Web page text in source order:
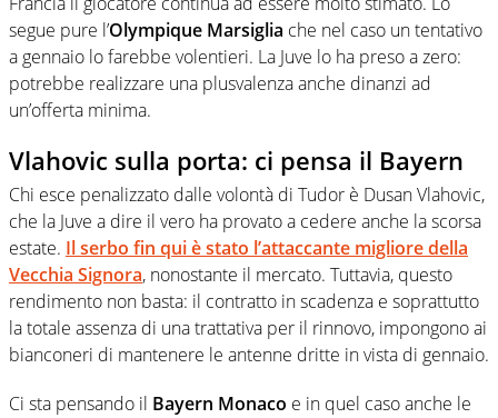
segue pure l’Olympique Marsiglia che nel caso un tentativo
a gennaio lo farebbe volentieri. La Juve lo ha preso a zero:
potrebbe realizzare una plusvalenza anche dinanzi ad
un’offerta minima.
Vlahovic sulla porta: ci pensa il Bayern
Chi esce penalizzato dalle volontà di Tudor è Dusan Vlahovic,
che la Juve a dire il vero ha provato a cedere anche la scorsa
estate. Il serbo fin qui è stato l’attaccante migliore della
Vecchia Signora, nonostante il mercato. Tuttavia, questo
rendimento non basta: il contratto in scadenza e soprattutto
la totale assenza di una trattativa per il rinnovo, impongono ai
bianconeri di mantenere le antenne dritte in vista di gennaio.
Ci sta pensando il Bayern Monaco e in quel caso anche le